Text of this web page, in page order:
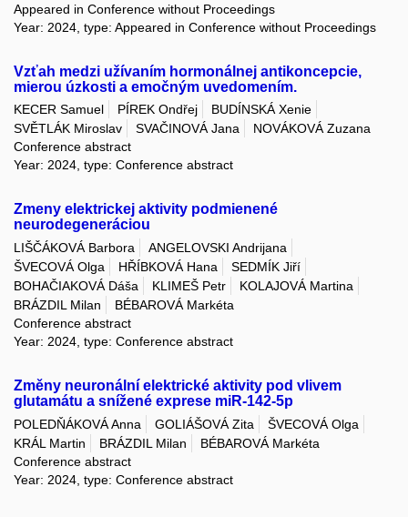
Appeared in Conference without Proceedings
Year: 2024, type: Appeared in Conference without Proceedings
Vzťah medzi užívaním hormonálnej antikoncepcie,
mierou úzkosti a emočným uvedomením.
KECER Samuel PÍREK Ondřej
BUDÍNSKÁ Xenie
SVĚTLÁK Miroslav
SVAČINOVÁ Jana
NOVÁKOVÁ Zuzana
Conference abstract
Year: 2024, type: Conference abstract
Zmeny elektrickej aktivity podmienené
neurodegeneráciou
LIŠČÁKOVÁ Barbora
ANGELOVSKI Andrijana
ŠVECOVÁ Olga
HŘÍBKOVÁ Hana
SEDMÍK Jiří
BOHAČIAKOVÁ Dáša
KLIMEŠ Petr
KOLAJOVÁ Martina
BRÁZDIL Milan
BÉBAROVÁ Markéta
Conference abstract
Year: 2024, type: Conference abstract
Změny neuronální elektrické aktivity pod vlivem
glutamátu a snížené exprese miR-142-5p
POLEDŇÁKOVÁ Anna GOLIÁŠOVÁ Zita
ŠVECOVÁ Olga
KRÁL Martin
BRÁZDIL Milan
BÉBAROVÁ Markéta
Conference abstract
Year: 2024, type: Conference abstract